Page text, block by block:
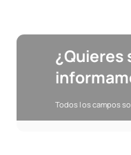
¿Quieres
Todos los campos